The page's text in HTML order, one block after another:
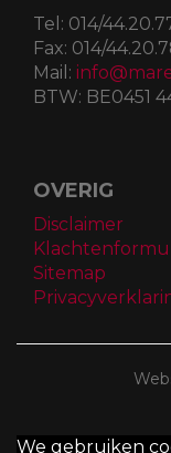
Tel: 014/
Fax: 014/
Mail:
BTW: BE0451
OVERIG
Disclaimer
Sitemap
We gebruiken